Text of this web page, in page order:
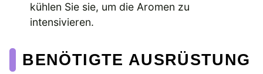
kühlen Sie sie, um die Aromen zu
intensivieren.
BENÖTIGTE AUSRÜSTUNG